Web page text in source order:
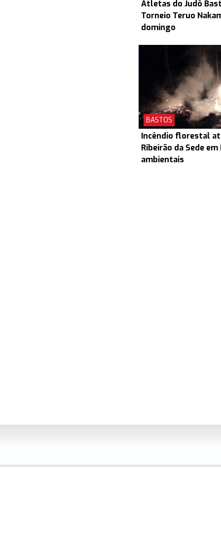
Atletas do Judô
Torneio Teruo
domingo
BASTOS
Incêndio florestal
Ribeirão da Sede
ambientais